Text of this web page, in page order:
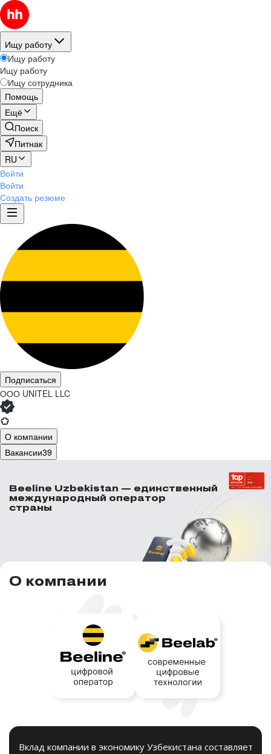
Ищу работу
Ищу работу
Ищу работу
Ищу сотрудника
Помощь
Ещё
Поиск
Питнак
RU
Войти
Войти
Создать резюме
Подписаться
ООО UNITEL LLC
О компании
Вакансии39
Beeline Uzbekistan — единственный
международный оператор
страны
О компании
Вклад компании в экономику Узбекистана составляет